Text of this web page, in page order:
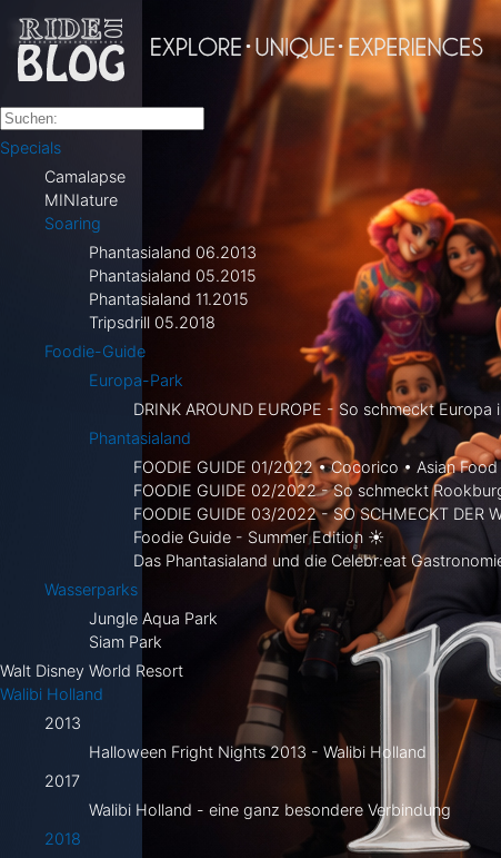
Specials
Camalapse
MINIature
Soaring
Phantasialand 06.2013
Phantasialand 05.2015
Phantasialand 11.2015
Tripsdrill 05.2018
Foodie-Guide
Europa-Park
DRINK AROUND EUROPE - So schmeckt Europa
Phantasialand
FOODIE GUIDE 01/2022 • Cocorico • Asian
FOODIE GUIDE 02/2022 - So schmeckt
FOODIE GUIDE 03/2022 - SO SCHMECKT DER
Foodie Guide - Summer Edition ☀
Das Phantasialand und die Celebr:eat
Wasserparks
Jungle Aqua Park
Siam Park
Walt Disney World Resort
Walibi Holland
2013
Halloween Fright Nights 2013 - Walibi Holland
2017
Walibi Holland - eine ganz besondere Verbindung
2018